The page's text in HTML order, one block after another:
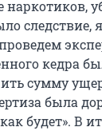
наркотиков,
следствие,
кедра
сумму
была
будет». В